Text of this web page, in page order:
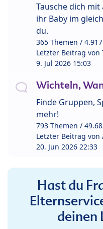
Tausche dich
ihr Baby im
du.
365 Themen /
Letzter Beitrag von
9. Jul 2026 15:03
Wichteln,
Finde Gruppen,
mehr!
793 Themen /
Letzter Beitrag von
20. Jun 2026 22:33
Hast du
deinen